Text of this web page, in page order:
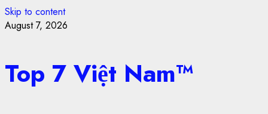
Skip to content
August 7, 2026
Top 7 Việt Nam™